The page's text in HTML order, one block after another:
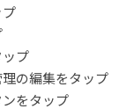
プ
ップ
の編集をタップ
をタップ